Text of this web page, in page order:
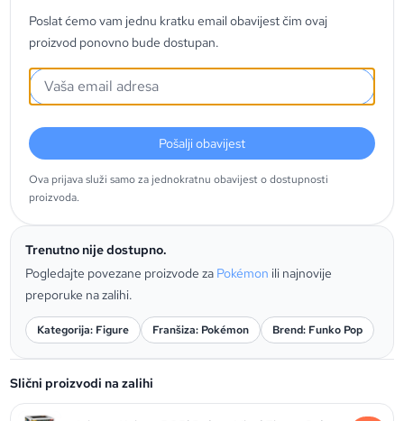
Poslat ćemo vam jednu kratku email obavijest čim ovaj
proizvod ponovno bude dostupan.
Pošalji obavijest
Ova prijava služi samo za jednokratnu obavijest o dostupnosti
proizvoda.
Trenutno nije dostupno.
Pogledajte povezane proizvode za Pokémon ili najnovije
preporuke na zalihi.
Kategorija: Figure Franšiza: Pokémon Brend: Funko Pop
Slični proizvodi na zalihi